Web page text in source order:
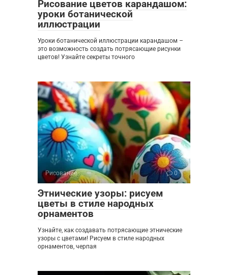
Рисование цветов карандашом:
уроки ботанической
иллюстрации
Уроки ботанической иллюстрации карандашом –
это возможность создать потрясающие рисунки
цветов! Узнайте секреты точного
Рисование 0
Этнические узоры: рисуем
цветы в стиле народных
орнаментов
Узнайте, как создавать потрясающие этнические
узоры с цветами! Рисуем в стиле народных
орнаментов, черпая